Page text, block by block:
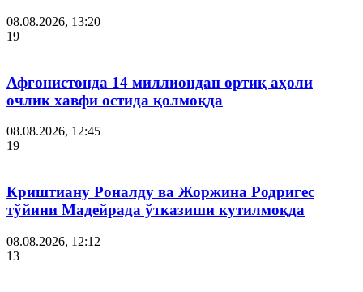
08.08.2026, 13:20
19
Афғонистонда 14 миллиондан ортиқ аҳоли
очлик хавфи остида қолмоқда
08.08.2026, 12:45
19
Криштиану Роналду ва Жоржина Родригес
тўйини Мадейрада ўтказиши кутилмоқда
08.08.2026, 12:12
13